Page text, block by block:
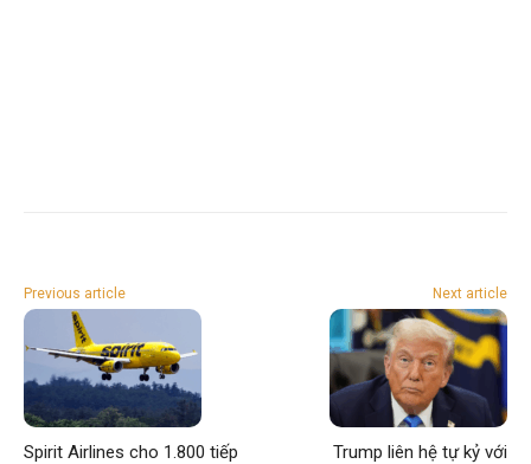
Previous article
Spirit Airlines cho 1.800 tiếp
Next article
Trump liên hệ tự kỷ với